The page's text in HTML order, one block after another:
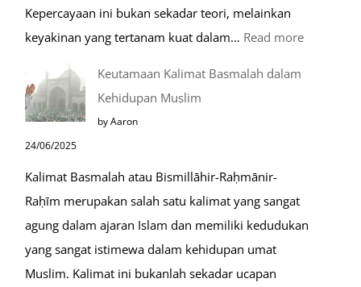
Kepercayaan ini bukan sekadar teori, melainkan
keyakinan yang tertanam kuat dalam… Read more:
Keutamaan Kalimat Basmalah dalam
Kehidupan Muslim
by Aaron
24/06/2025
Kalimat Basmalah atau Bismillāhir-Raḥmānir-
Raḥīm merupakan salah satu kalimat yang sangat
agung dalam ajaran Islam dan memiliki kedudukan
yang sangat istimewa dalam kehidupan umat
Muslim. Kalimat ini bukanlah sekadar ucapan